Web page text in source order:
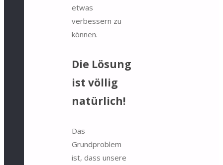
etwas
verbessern zu
können.
Die Lösung
ist völlig
natürlich!
Das
Grundproblem
ist, dass unsere